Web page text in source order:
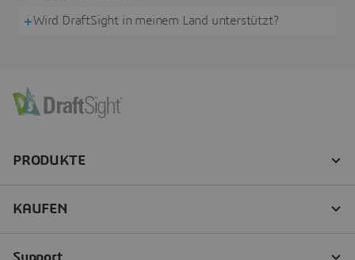
Wird DraftSight in meinem Land unterstützt?